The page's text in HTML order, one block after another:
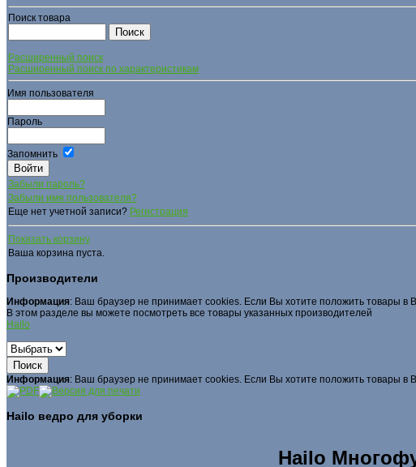
Поиск товара
Расширенный поиск
Расширенный поиск по характеристикам
Имя пользователя
Пароль
Запомнить
Забыли пароль?
Забыли имя пользователя?
Еще нет учетной записи? Регистрация
Показать корзину
Ваша корзина пуста.
Производители
Информация: Ваш браузер не принимает cookies. Если Вы хотите положить товары в
В этом разделе вы можете посмотреть все товары указанных производителей
Hailo
Информация: Ваш браузер не принимает cookies. Если Вы хотите положить товары в
Hailo ведро для уборки
Hailo